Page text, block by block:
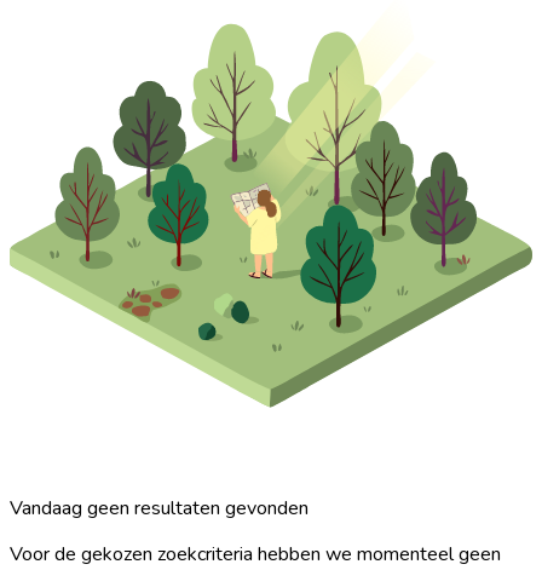
Vandaag geen resultaten gevonden
Voor de gekozen zoekcriteria hebben we momenteel geen